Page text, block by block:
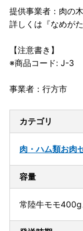
提供事業者：肉の
詳しくは『なめが
【注意書き】
※商品コード: J-3
事業者：行方市
カテゴリ
肉・ハム類お肉
容量
常陸牛モモ